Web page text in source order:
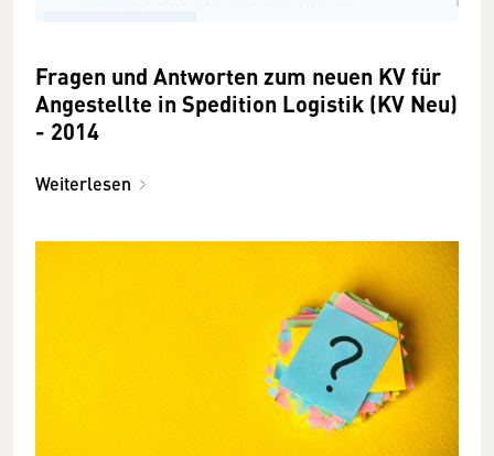
Fragen und Antworten zum neuen KV für
Angestellte in Spedition Logistik (KV Neu)
- 2014
Weiterlesen